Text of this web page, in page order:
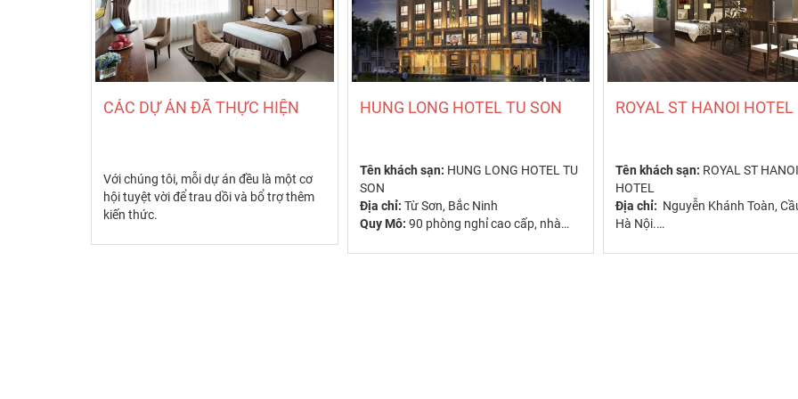
CÁC DỰ ÁN ĐÃ THỰC HIỆN
Với chúng tôi, mỗi dự án đều là một cơ
hội tuyệt vời để trau dồi và bổ trợ thêm
kiến thức.
HUNG LONG HOTEL TU SON
Tên khách sạn: HUNG LONG HOTEL TU
SON
Địa chỉ: Từ Sơn, Bắc Ninh
Quy Mô: 90 phòng nghỉ cao cấp, nhà
ROYAL ST HANOI HOTEL
Tên khách sạn: ROYAL ST HANOI
HOTEL
Địa chỉ: Nguyễn Khánh Toàn,
Hà Nội.